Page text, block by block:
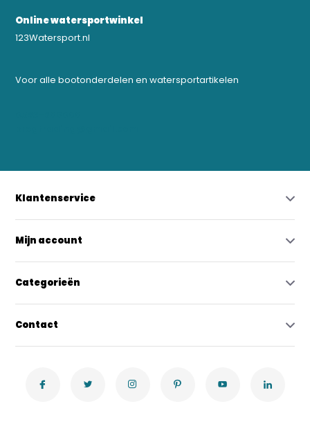
Online watersportwinkel
123Watersport.nl
Voor alle bootonderdelen en watersportartikelen
Klantenservice
Mijn account
Categorieën
Contact